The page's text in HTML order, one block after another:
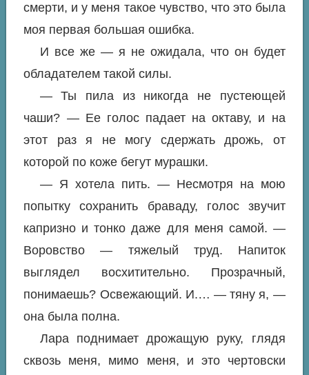
смерти, и у меня такое чувство, что это была
моя первая большая ошибка.
И все же — я не ожидала, что он будет
обладателем такой силы.
— Ты пила из никогда не пустеющей
чаши? — Ее голос падает на октаву, и на
этот раз я не могу сдержать дрожь, от
которой по коже бегут мурашки.
— Я хотела пить. — Несмотря на мою
попытку сохранить браваду, голос звучит
капризно и тонко даже для меня самой. —
Воровство — тяжелый труд. Напиток
выглядел восхитительно. Прозрачный,
понимаешь? Освежающий. И.… — тяну я, —
она была полна.
Лара поднимает дрожащую руку, глядя
сквозь меня, мимо меня, и это чертовски